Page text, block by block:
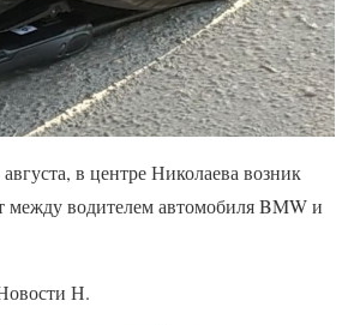
в центре Николаева возник
между водителем автомобиля BMW и
Н.